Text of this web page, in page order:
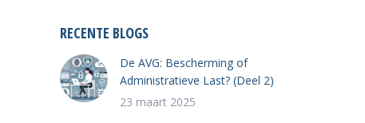
RECENTE BLOGS
De AVG: Bescherming of
Administratieve Last? (Deel 2)
23 maart 2025